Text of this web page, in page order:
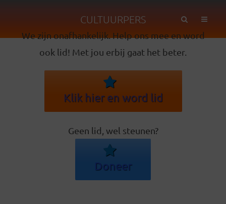
CULTUURPERS
We zijn onafhankelijk. Help ons mee en word
ook lid! Met jou erbij gaat het beter.
Klik hier en word lid
Geen lid, wel steunen?
Doneer